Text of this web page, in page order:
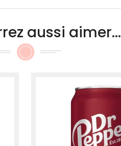
aussi aimer...